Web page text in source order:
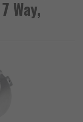
Way,